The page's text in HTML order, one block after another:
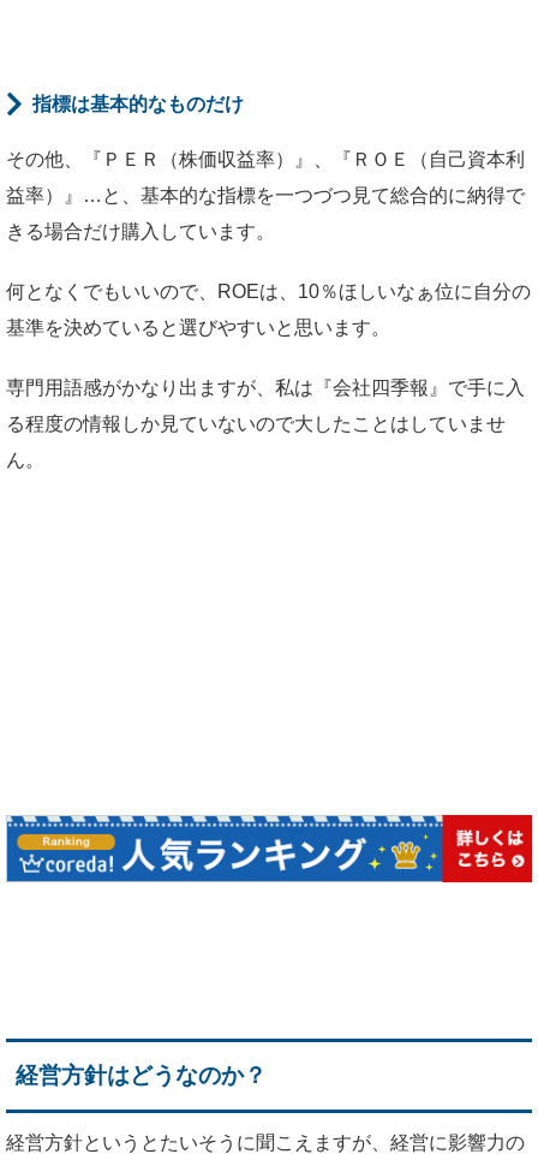
指標は基本的なものだけ
その他、『ＰＥＲ（株価収益率）』、『ＲＯＥ（自己資本利
益率）』…と、基本的な指標を一つづつ見て総合的に納得で
きる場合だけ購入しています。
何となくでもいいので、ROEは、10％ほしいなぁ位に自分の
基準を決めていると選びやすいと思います。
専門用語感がかなり出ますが、私は『会社四季報』で手に入
る程度の情報しか見ていないので大したことはしていませ
ん。
経営方針はどうなのか？
経営方針というとたいそうに聞こえますが、経営に影響力の